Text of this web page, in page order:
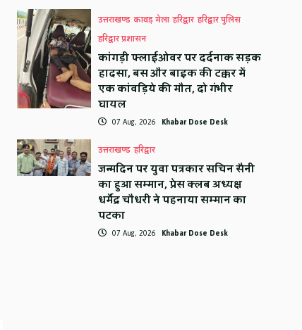
उत्तराखण्ड कावड़ मेला हरिद्वार हरिद्वार पुलिस
हरिद्वार प्रशासन
कांगड़ी फ्लाईओवर पर दर्दनाक सड़क
हादसा, बस और बाइक की टक्कर में
एक कांवड़िये की मौत, दो गंभीर
घायल
07 Aug, 2026 Khabar Dose Desk
उत्तराखण्ड हरिद्वार
जन्मदिन पर युवा पत्रकार सचिन सैनी
का हुआ सम्मान, प्रेस क्लब अध्यक्ष
धर्मेंद्र चौधरी ने पहनाया सम्मान का
पटका
07 Aug, 2026 Khabar Dose Desk